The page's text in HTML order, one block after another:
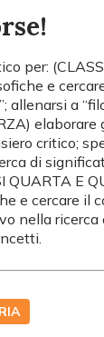
per:
e
allenarsi a
elaborare
critico;
di
QUARTA E
e cercare il
nella